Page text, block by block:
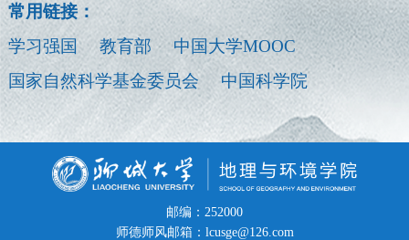
常用链接：
学习强国
教育部
中国大学MOOC
国家自然科学基金委员会
中国科学院
邮编：252000
师德师风邮箱：lcusge@126.com